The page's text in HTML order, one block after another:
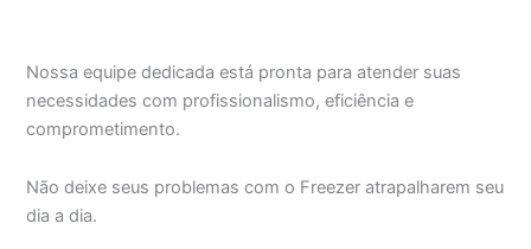
Nossa equipe dedicada está pronta para atender suas
necessidades com profissionalismo, eficiência e
comprometimento.
Não deixe seus problemas com o Freezer atrapalharem seu
dia a dia.